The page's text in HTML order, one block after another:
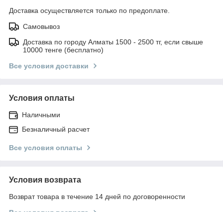
Доставка осуществляется только по предоплате.
Самовывоз
Доставка по городу Алматы 1500 - 2500 тг, если свыше
10000 тенге (бесплатно)
Все условия доставки
Условия оплаты
Наличными
Безналичный расчет
Все условия оплаты
Условия возврата
Возврат товара в течение 14 дней по договоренности